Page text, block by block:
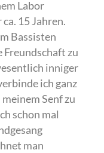
Labor
15 Jahren.
Bassisten
zu
inniger
ich ganz
Senf zu
schon mal
man